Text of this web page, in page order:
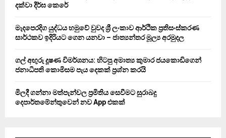
දක්වා දීර්ඝ කෙරේ
මැදපෙරදිග යුද්ධය හමුවේ වුවද ශ්‍රී ලංකාව ආර්ථික ප්‍රතිසංස්කරණ
සාර්ථකව ඉදිරියට ගෙන යනවා – ජාත්‍යන්තර මූල්‍ය අරමුදල
ගල් අඟුරු දූෂණ විමර්ශනය: හිටපු අමාත්‍ය කුමාර ජයකොඩිගෙන්
ජනාධිපති කොමිසම පැය දෙකක් ප්‍රශ්න කරයි
මිලදී ගන්නා මත්පැන්වල ප්‍රමිතිය සෙවීමට සුරාබදු
දෙපාර්තමේන්තුවෙන් නව App එකක්